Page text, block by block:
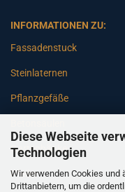
Diese Webseite
Technologien
Wir verwenden Cookies und
Drittanbietern, um die
INFORMATIONEN ZU:
Fassadenstuck
Steinlaternen
Pflanzgefäße
Gartenbänke
Pfeiler